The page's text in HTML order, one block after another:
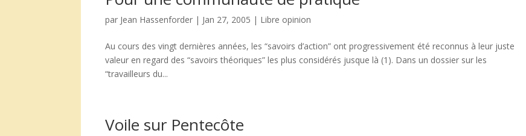
par Jean Hassenforder | Jan 27, 2005 | Libre opinion
Au cours des vingt dernières années, les “savoirs d’action” ont progressivement été reconnus à leur juste
valeur en regard des “savoirs théoriques” les plus considérés jusque là (1). Dans un dossier sur les
“travailleurs du...
Voile sur Pentecôte